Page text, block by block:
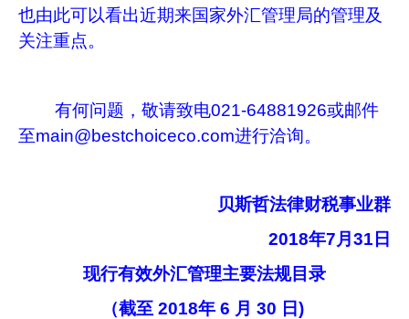
也由此可以看出近期来国家外汇管理局的管理及
关注重点。
有何问题，敬请致电021-64881926或邮件
至main@bestchoiceco.com进行洽询。
贝斯哲法律财税事业群
2018年7月31日
现行有效外汇管理主要法规目录
（截至 2018年 6 月 30 日)